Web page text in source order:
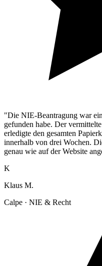
"Die NIE-Beantragung war
gefunden habe. Der
erledigte den gesamten
innerhalb von drei Wochen.
genau wie auf der Website
K
Klaus M.
Calpe · NIE & Recht